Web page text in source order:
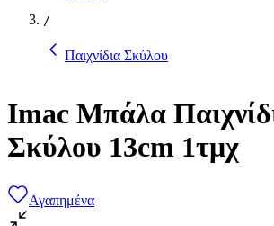
/
Παιχνίδια Σκύλου
Imac Μπάλα
Σκύλου 13cm 1τμχ
Αγαπημένα